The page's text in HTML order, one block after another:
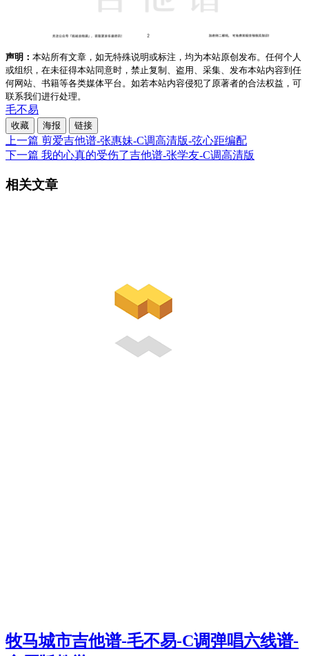
声明： 本站所有文章，如无特殊说明或标注，均为本站原创发布。任何个人
或组织，在未征得本站同意时，禁止复制、盗用、采集、发布本站内容到任
何网站、书籍等各类媒体平台。如若本站内容侵犯了原著者的合法权益，可
联系我们进行处理。
毛不易
收藏 海报 链接
上一篇 剪爱吉他谱-张惠妹-C调高清版-弦心距编配
下一篇 我的心真的受伤了吉他谱-张学友-C调高清版
相关文章
牧马城市吉他谱-毛不易-C调弹唱六线谱-